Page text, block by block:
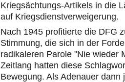
Kriegsächtungs-Artikels in die
auf Kriegsdienstverweigerung.
Nach 1945 profitierte die DFG
Stimmung, die sich in der
radikaleren Parole "Nie wieder
Zeitlang hatten diese
Bewegung. Als Adenauer